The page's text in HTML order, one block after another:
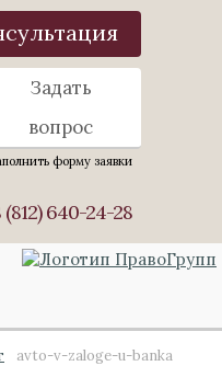
Задать
вопрос
форму заявки
(812) 640-24-28
avto-v-zaloge-u-banka